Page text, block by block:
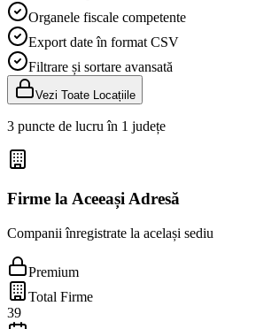
Organele fiscale competente
Export date în format CSV
Filtrare și sortare avansată
Vezi Toate Locațiile
3 puncte de lucru în 1 județe
Firme la Aceeași Adresă
Companii înregistrate la același sediu
Premium
Total Firme
39